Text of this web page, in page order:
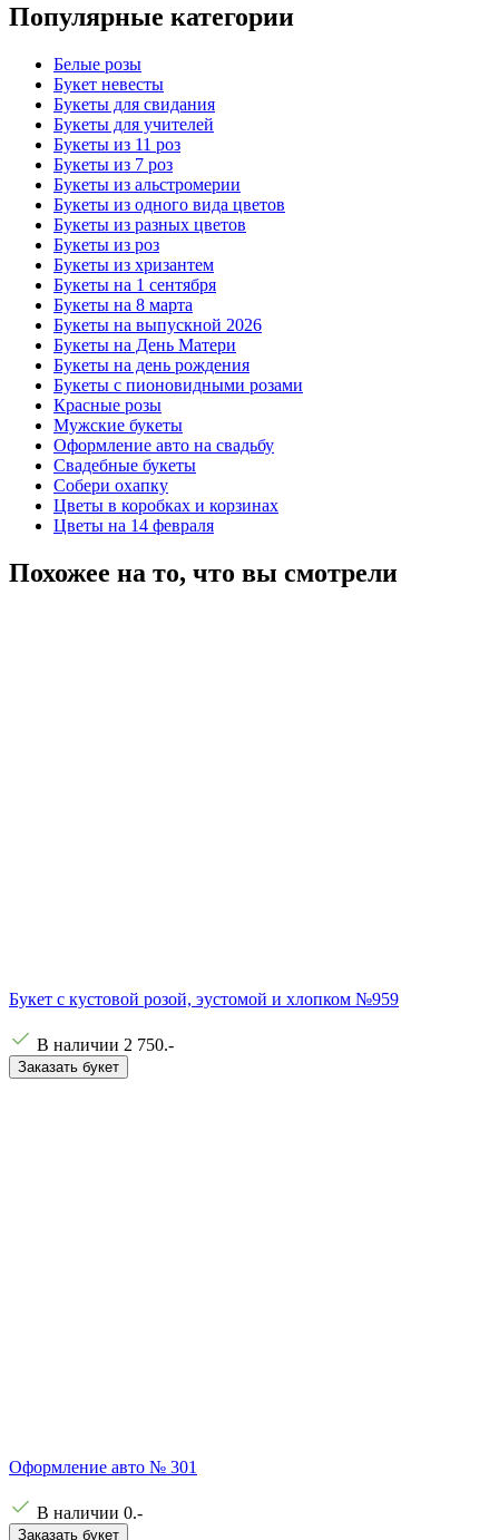
Популярные категории
Белые розы
Букет невесты
Букеты для свидания
Букеты для учителей
Букеты из 11 роз
Букеты из 7 роз
Букеты из альстромерии
Букеты из одного вида цветов
Букеты из разных цветов
Букеты из роз
Букеты из хризантем
Букеты на 1 сентября
Букеты на 8 марта
Букеты на выпускной 2026
Букеты на День Матери
Букеты на день рождения
Букеты с пионовидными розами
Красные розы
Мужские букеты
Оформление авто на свадьбу
Свадебные букеты
Собери охапку
Цветы в коробках и корзинах
Цветы на 14 февраля
Похожее на то, что вы смотрели
Букет с кустовой розой, эустомой и хлопком №959
В наличии 2 750.-
Заказать букет
Оформление авто № 301
В наличии 0.-
Заказать букет